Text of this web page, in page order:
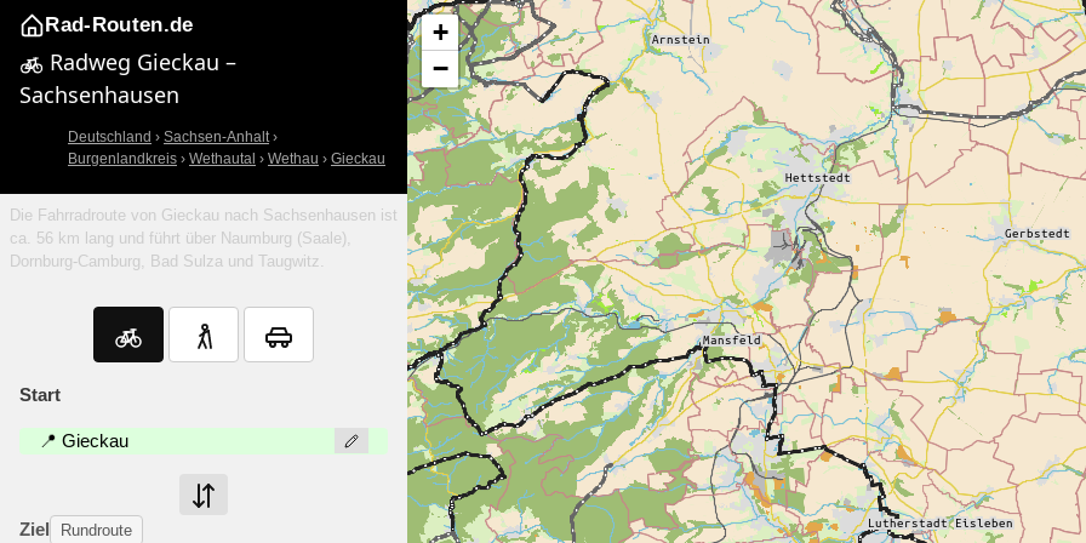
Rad-Routen.de
Radweg Gieckau –
Sachsenhausen
Deutschland › Sachsen-Anhalt›
Burgenlandkreis › Wethautal › Wethau › Gieckau
Die Fahrradroute von Gieckau nach Sachsenhausen ist
ca. 56 km lang und führt über Naumburg (Saale),
Dornburg-Camburg, Bad Sulza und Taugwitz.
Start
📍 Gieckau
Ziel Rundroute
+
−